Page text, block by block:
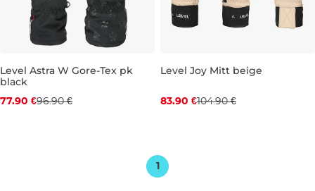
Zľava -20 %
Level Astra W Gore-Tex pk
black
77.90 €96.90 €
Level Joy Mitt beige
83.90 €104.90 €
1